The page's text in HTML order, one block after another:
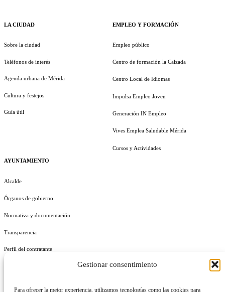
Gestionar consentimiento
Para ofrecer la mejor experiencia, utilizamos tecnologías como las cookies para
LA CIUDAD
Sobre la ciudad
Teléfonos de interés
Agenda urbana de Mérida
Cultura y festejos
Guía útil
AYUNTAMIENTO
Alcalde
Órganos de gobierno
Normativa y documentación
Transparencia
Perfil del contratante
EMPLEO Y FORMACIÓN
Empleo público
Centro de formación la Calzada
Centro Local de Idiomas
Impulsa Empleo Joven
Generación IN Empleo
Vives Emplea Saludable Mérida
Cursos y Actividades